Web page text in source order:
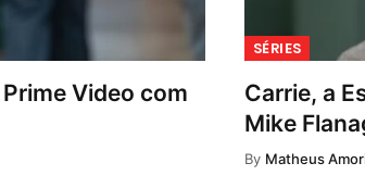
Video com
SÉRIES
Carrie, a
Mike
By Matheus